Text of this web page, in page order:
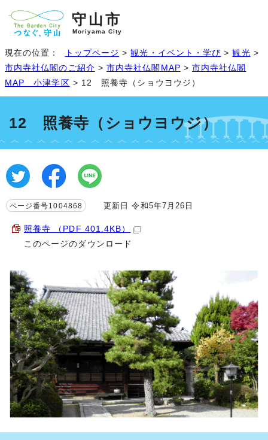
守山市
Moriyama City
現在の位置： トップページ >観光・イベント・学び >観光 >
市内寺社仏閣のご紹介 >市内寺社仏閣MAP >市内寺社仏閣
MAP 小津学区 > 12 照養寺（ショウヨウジ）
12 照養寺（ショウヨウジ）
ページ番号1004868 更新日 令和5年7月26日
照養寺 （PDF 401.4KB）
このページのダウンロード